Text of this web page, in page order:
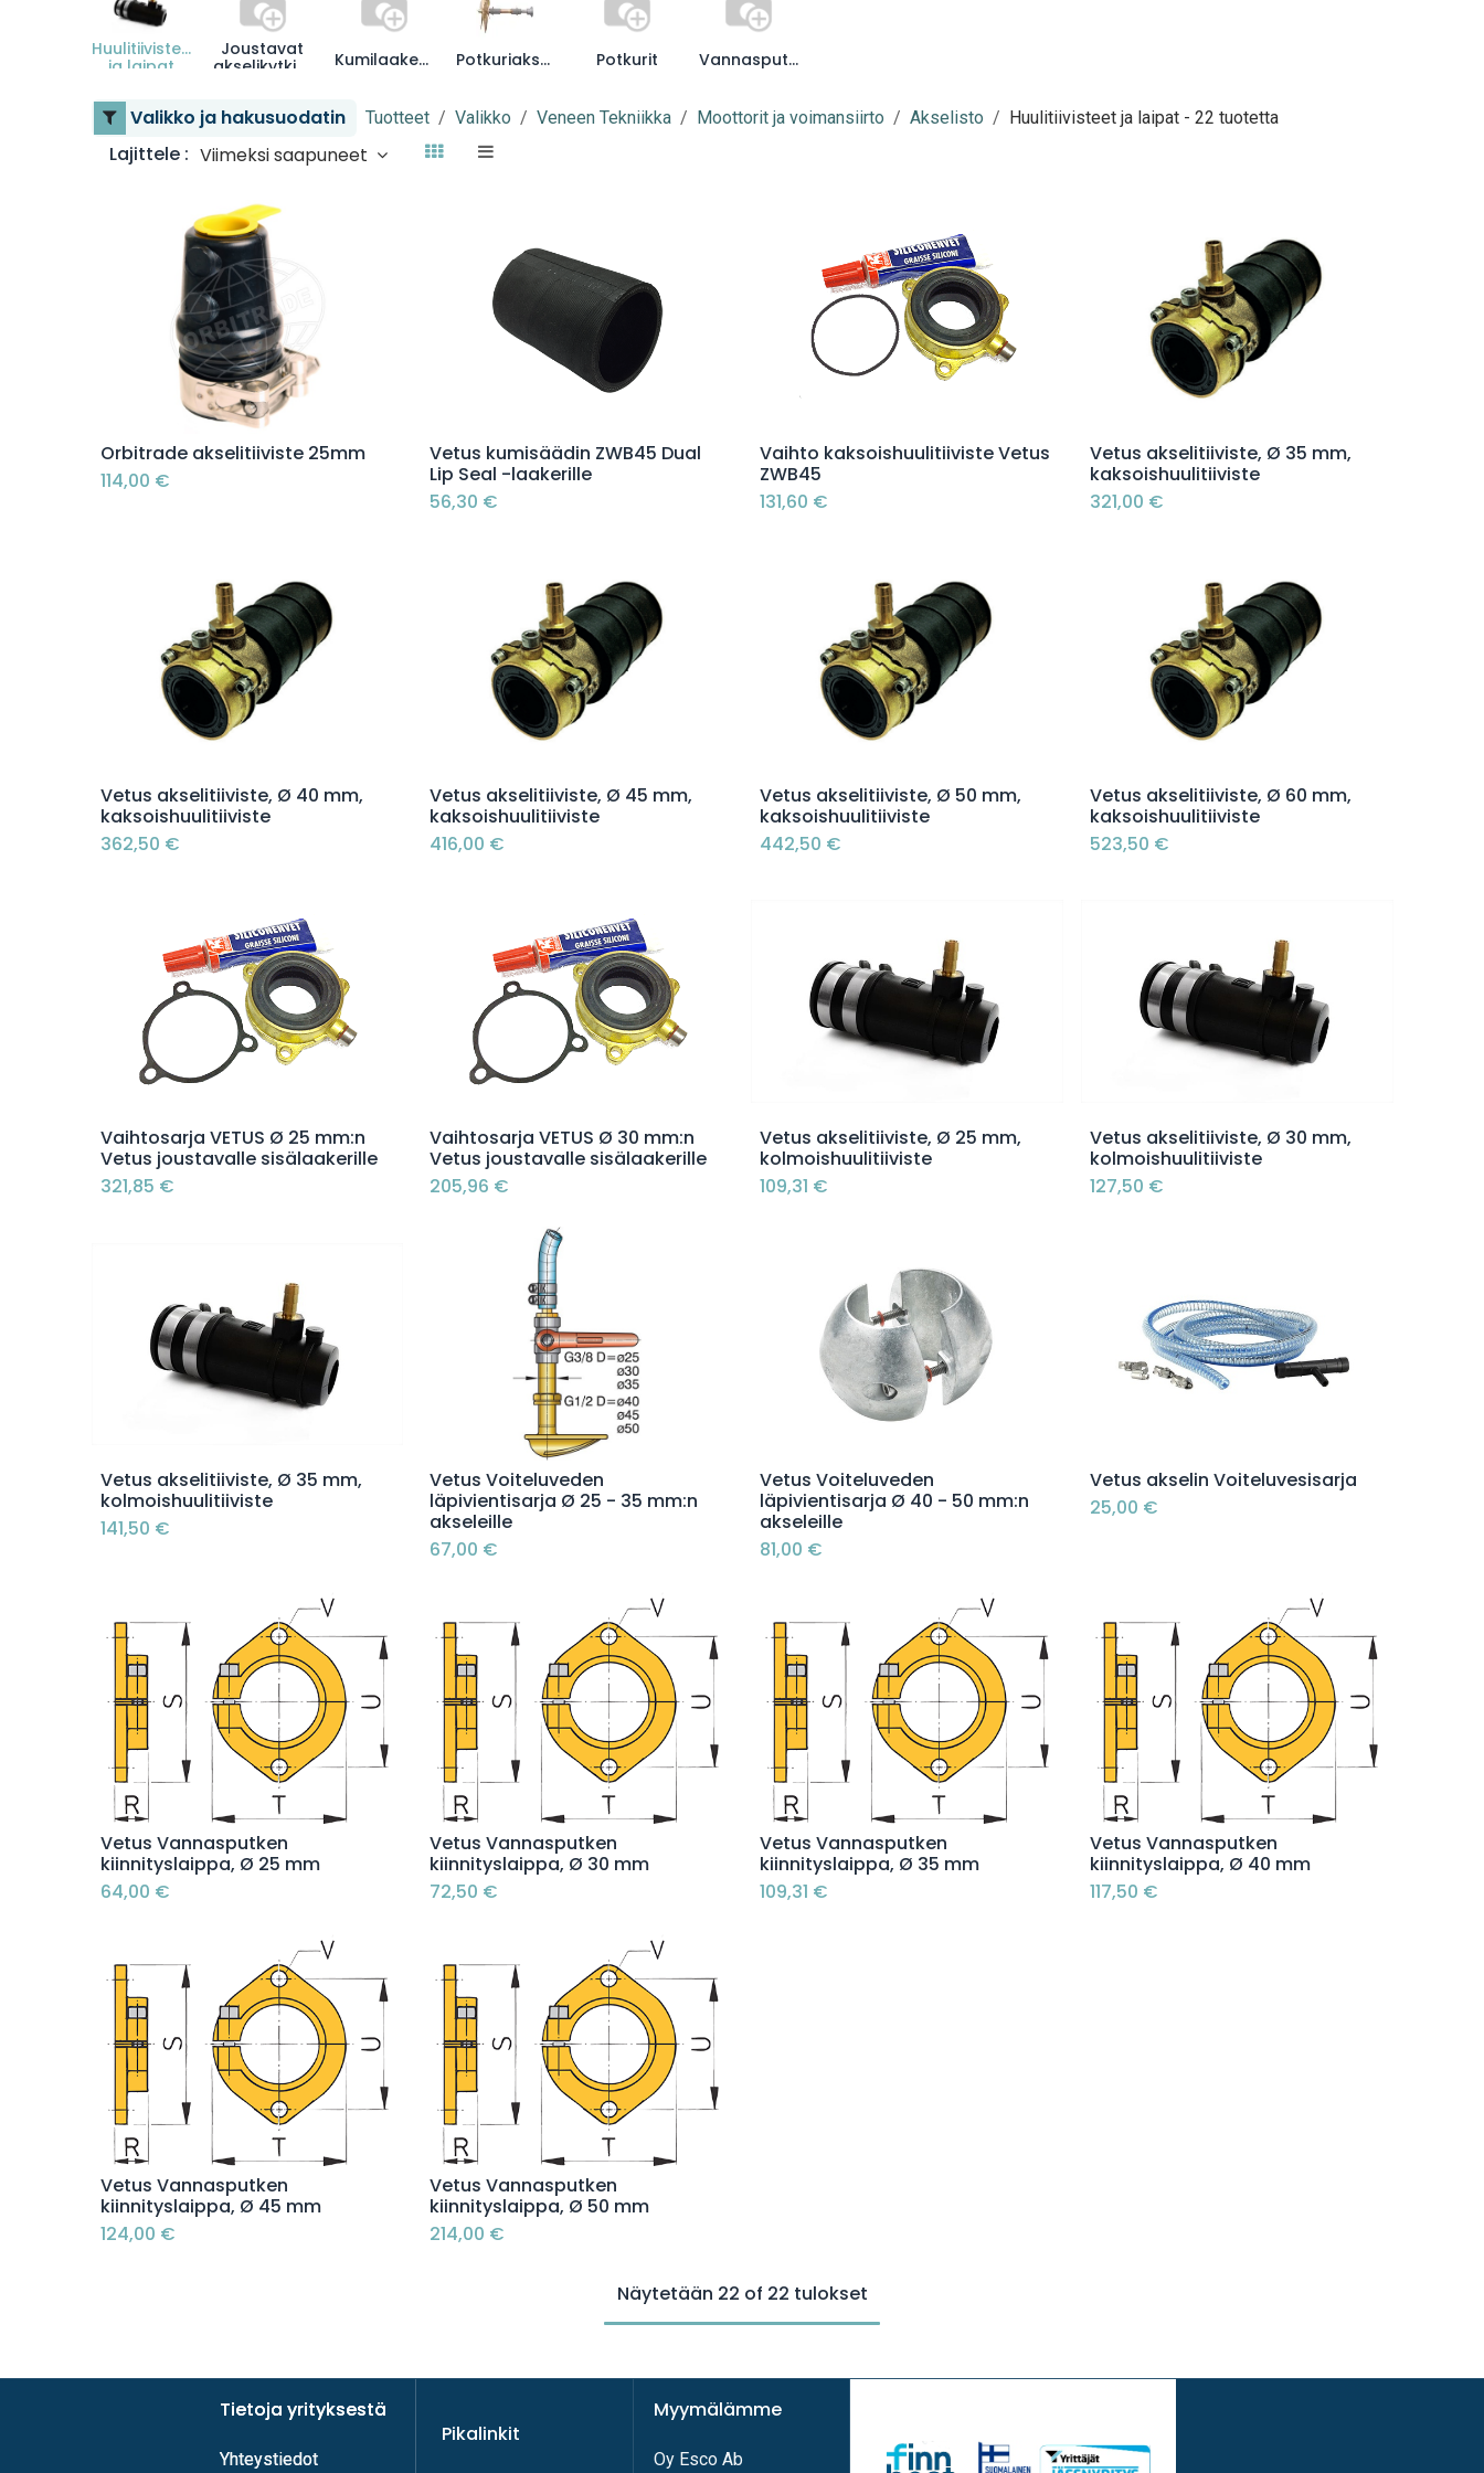
Huulitiivisteet
ja laipat
Joustavat
akselikytkimet
Kumilaakerit Potkuriakselit Potkurit Vannasputket
Valikko ja hakusuodatin Tuotteet Valikko Veneen Tekniikka Moottorit ja voimansiirto Akselisto Huulitiivisteet ja laipat- 22 tuotetta
Lajittele : Viimeksi saapuneet
Lisää ostoskoriin
Orbitrade akselitiiviste 25mm
114,00 €
Lisää ostoskoriin
Vetus kumisäädin ZWB45 Dual
Lip Seal -laakerille
56,30 €
Lisää ostoskoriin
Vaihto kaksoishuulitiiviste Vetus
ZWB45
131,60 €
Lisää ostoskoriin
Vetus akselitiiviste, Ø 35 mm,
kaksoishuulitiiviste
321,00 €
Lisää ostoskoriin
Vetus akselitiiviste, Ø 40 mm,
kaksoishuulitiiviste
362,50 €
Lisää ostoskoriin
Vetus akselitiiviste, Ø 45 mm,
kaksoishuulitiiviste
416,00 €
Lisää ostoskoriin
Vetus akselitiiviste, Ø 50 mm,
kaksoishuulitiiviste
442,50 €
Lisää ostoskoriin
Vetus akselitiiviste, Ø 60 mm,
kaksoishuulitiiviste
523,50 €
Lisää ostoskoriin
Vaihtosarja VETUS Ø 25 mm:n
Vetus joustavalle sisälaakerille
321,85 €
Lisää ostoskoriin
Vaihtosarja VETUS Ø 30 mm:n
Vetus joustavalle sisälaakerille
205,96 €
Lisää ostoskoriin
Vetus akselitiiviste, Ø 25 mm,
kolmoishuulitiiviste
109,31 €
Lisää ostoskoriin
Vetus akselitiiviste, Ø 30 mm,
kolmoishuulitiiviste
127,50 €
Lisää ostoskoriin
Vetus akselitiiviste, Ø 35 mm,
kolmoishuulitiiviste
141,50 €
Lisää ostoskoriin
Vetus Voiteluveden
läpivientisarja Ø 25 - 35 mm:n
akseleille
67,00 €
Lisää ostoskoriin
Vetus Voiteluveden
läpivientisarja Ø 40 - 50 mm:n
akseleille
81,00 €
Lisää ostoskoriin
Vetus akselin Voiteluvesisarja
25,00 €
Lisää ostoskoriin
Vetus Vannasputken
kiinnityslaippa, Ø 25 mm
64,00 €
Lisää ostoskoriin
Vetus Vannasputken
kiinnityslaippa, Ø 30 mm
72,50 €
Lisää ostoskoriin
Vetus Vannasputken
kiinnityslaippa, Ø 35 mm
109,31 €
Lisää ostoskoriin
Vetus Vannasputken
kiinnityslaippa, Ø 40 mm
117,50 €
Lisää ostoskoriin
Vetus Vannasputken
kiinnityslaippa, Ø 45 mm
124,00 €
Lisää ostoskoriin
Vetus Vannasputken
kiinnityslaippa, Ø 50 mm
214,00 €
Näytetään 22 of 22 tulokset
Pikalinkit
Myymälämme
Oy Esco Ab
Tietoja yrityksestä
Yhteystiedot
Tietoja yrityksestä
Yhteystiedot